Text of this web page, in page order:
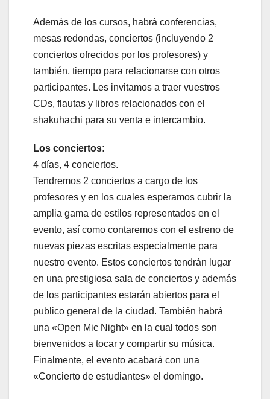
Además de los cursos, habrá conferencias,
mesas redondas, conciertos (incluyendo 2
conciertos ofrecidos por los profesores) y
también, tiempo para relacionarse con otros
participantes. Les invitamos a traer vuestros
CDs, flautas y libros relacionados con el
shakuhachi para su venta e intercambio.
Los conciertos:
4 días, 4 conciertos.
Tendremos 2 conciertos a cargo de los
profesores y en los cuales esperamos cubrir la
amplia gama de estilos representados en el
evento, así como contaremos con el estreno de
nuevas piezas escritas especialmente para
nuestro evento. Estos conciertos tendrán lugar
en una prestigiosa sala de conciertos y además
de los participantes estarán abiertos para el
publico general de la ciudad. También habrá
una «Open Mic Night» en la cual todos son
bienvenidos a tocar y compartir su música.
Finalmente, el evento acabará con una
«Concierto de estudiantes» el domingo.